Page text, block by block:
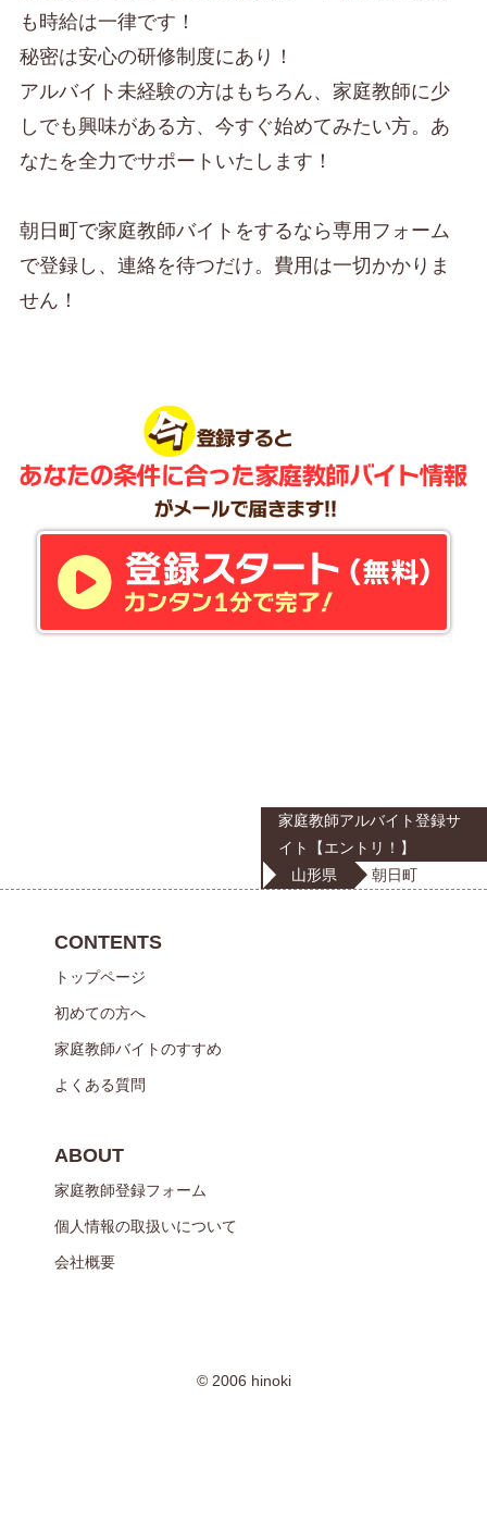
も時給は一律です！
秘密は安心の研修制度にあり！
アルバイト未経験の方はもちろん、家庭教師に少
しでも興味がある方、今すぐ始めてみたい方。あ
なたを全力でサポートいたします！
朝日町で家庭教師バイトをするなら専用フォーム
で登録し、連絡を待つだけ。費用は一切かかりま
せん！
家庭教師アルバイト登録サ
イト【エントリ！】
山形県
朝日町
CONTENTS
トップページ
初めての方へ
家庭教師バイトのすすめ
よくある質問
ABOUT
家庭教師登録フォーム
個人情報の取扱いについて
会社概要
© 2006 hinoki